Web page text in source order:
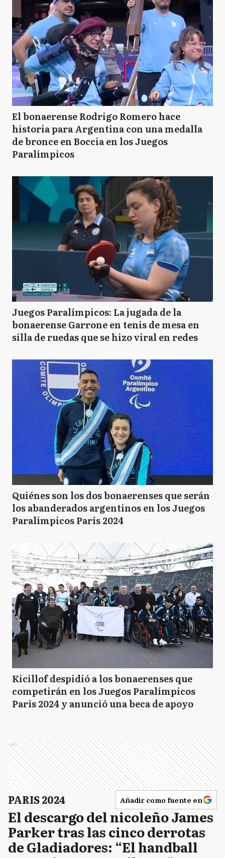
El bonaerense Rodrigo Romero hace
historia para Argentina con una medalla
de bronce en Boccia en los Juegos
Paralímpicos
Juegos Paralímpicos: La jugada de la
bonaerense Garrone en tenis de mesa en
silla de ruedas que se hizo viral en redes
Quiénes son los dos bonaerenses que serán
los abanderados argentinos en los Juegos
Paralímpicos París 2024
Kicillof despidió a los bonaerenses que
competirán en los Juegos Paralímpicos
París 2024 y anunció una beca de apoyo
Ads
PARIS 2024 Añadir como fuente en
El descargo del nicoleño James
Parker tras las cinco derrotas
de Gladiadores: “El handball